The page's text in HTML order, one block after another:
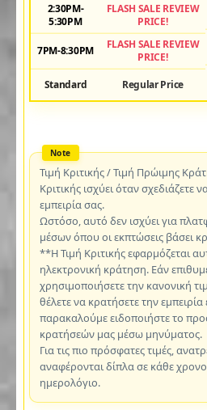
2:30PM-
5:30PM
FLASH SALE REVIEW
PRICE!
7PM-8:30PM
FLASH SALE REVIEW
PRICE!
Standard Regular Price
Τιμή Κριτικής / Τιμή Πρώιμης
Κριτικής ισχύει όταν σχεδιάζετε
εμπειρία σας.
Ωστόσο, αυτό δεν ισχύει για
μέσων όπου οι εκπτώσεις βάσει
**Η Τιμή Κριτικής εφαρμόζεται
ηλεκτρονική κράτηση. Εάν
χρησιμοποιήσετε την κανονική
θέλετε να κρατήσετε την εμπειρία
παρακαλούμε ειδοποιήστε το
κρατήσεών μας μέσω μηνύματος.
Για τις πιο πρόσφατες τιμές,
αναφέρονται δίπλα σε κάθε
ημερολόγιο.